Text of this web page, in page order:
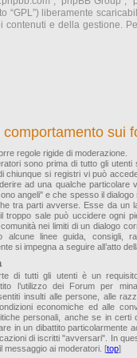
“GPL”) liberamente
e della gestione.
sui
regole rigide di moderazione.
sono prima di tutto gli
chiunque si registri vi può
ad una qualche particolare
angeli" e che spesso il
tra parti avverse. Esse da un
troppo sale può uccidere ogni
nei limiti di un dialogo
alcune linee guida, consigli,
si impegna a seguire all’atto
di tutti gli utenti è un
l’utilizzo dei Forum per
insulti alle persone, alle
economiche ed alle
personali, anche se in certi
in un dibattito particolarmente
di iscritti "avversari". In
messaggio ai moderatori. [top]